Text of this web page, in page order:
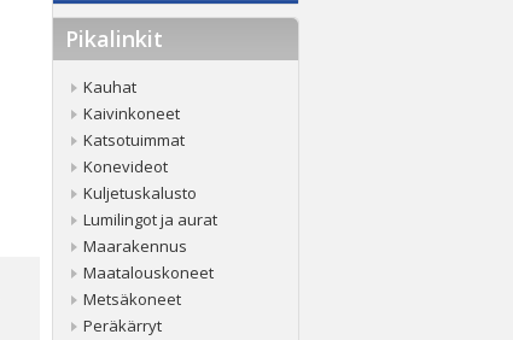
Pikalinkit
Kauhat
Kaivinkoneet
Katsotuimmat
Konevideot
Kuljetuskalusto
Lumilingot ja aurat
Maarakennus
Maatalouskoneet
Metsäkoneet
Peräkärryt